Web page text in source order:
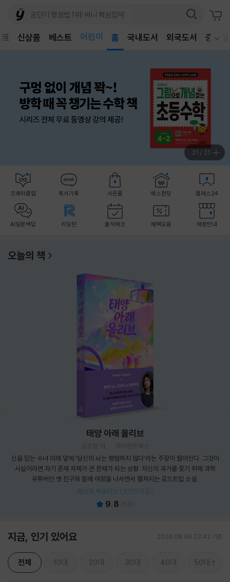
신상품 베스트
독후감
홈 국내도서 외국도서 중고샵
21 / 21
크레마클럽 독서기록 사은품 예스펀딩 클래스24
AI일문백답 리딩런 출석체크 혜택모음 매장안내
오늘의 책
태양 아래 올리브
김초엽 저
자이언트북스
신을 믿는 수녀 이레 앞에 ‘당신의 뇌는 평범하지 않다’라는 주장이 떨어진다. 그것이
사실이라면 자기 존재 자체가 큰 문제가 되는 상황. 자신의 과거를 찾기 위해 과학
유튜버인 옛 친구와 함께 여정을 나서면서 펼쳐지는 로드트립 소설.
패브릭 북슬리브 (포인트차감)
9.8 (53)
지금, 인기 있어요 2026.08.06 23:42 기준
전체 10대 20대 30대 40대 50대